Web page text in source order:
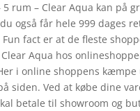
5 rum – Clear Aqua kan
også får hele 999 dages
fact er at de fleste
Clear Aqua hos
i online shoppens
siden. Ved at købe dine
betale til showroom og